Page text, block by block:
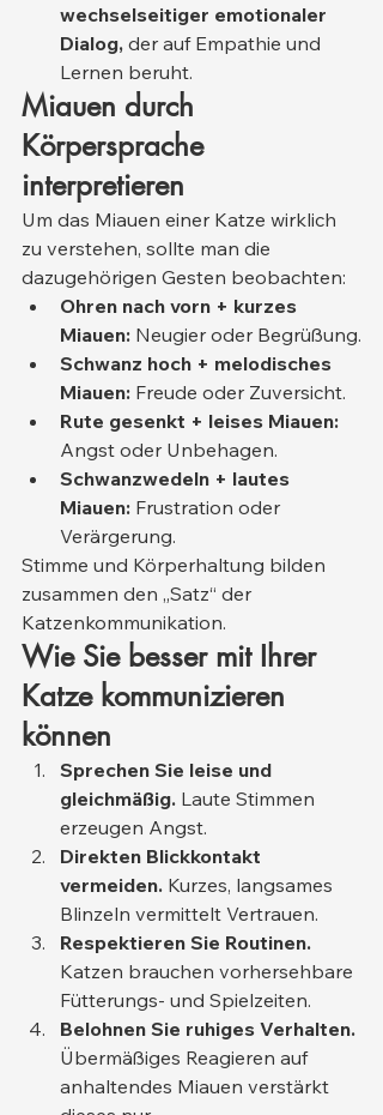
wechselseitiger emotionaler
Dialog, der auf Empathie und
Lernen beruht.
Miauen durch
Körpersprache
interpretieren
Um das Miauen einer Katze wirklich
zu verstehen, sollte man die
dazugehörigen Gesten beobachten:
Ohren nach vorn + kurzes
Miauen: Neugier oder Begrüßung.
Schwanz hoch + melodisches
Miauen: Freude oder Zuversicht.
Rute gesenkt + leises Miauen:
Angst oder Unbehagen.
Schwanzwedeln + lautes
Miauen: Frustration oder
Verärgerung.
Stimme und Körperhaltung bilden
zusammen den „Satz“ der
Katzenkommunikation.
Wie Sie besser mit Ihrer
Katze kommunizieren
können
Sprechen Sie leise und
gleichmäßig. Laute Stimmen
erzeugen Angst.
Direkten Blickkontakt
vermeiden. Kurzes, langsames
Blinzeln vermittelt Vertrauen.
Respektieren Sie Routinen.
Katzen brauchen vorhersehbare
Fütterungs- und Spielzeiten.
Belohnen Sie ruhiges Verhalten.
Übermäßiges Reagieren auf
anhaltendes Miauen verstärkt